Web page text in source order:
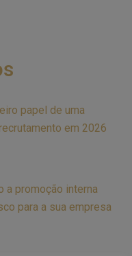
papel de uma
em 2026
a promoção interna
para a sua empresa